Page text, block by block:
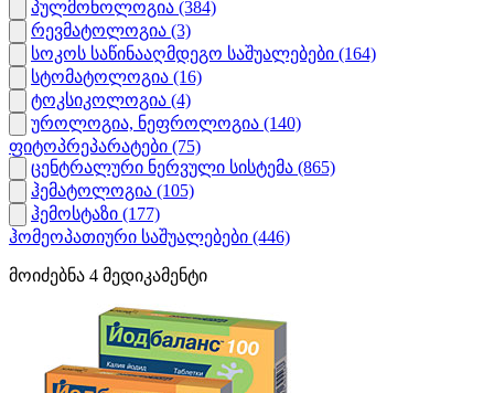
პულმონოლოგია (384)
რევმატოლოგია (3)
სოკოს საწინააღმდეგო საშუალებები (164)
სტომატოლოგია (16)
ტოკსიკოლოგია (4)
უროლოგია, ნეფროლოგია (140)
ფიტოპრეპარატები (75)
ცენტრალური ნერვული სისტემა (865)
ჰემატოლოგია (105)
ჰემოსტაზი (177)
ჰომეოპათიური საშუალებები (446)
მოიძებნა 4 მედიკამენტი